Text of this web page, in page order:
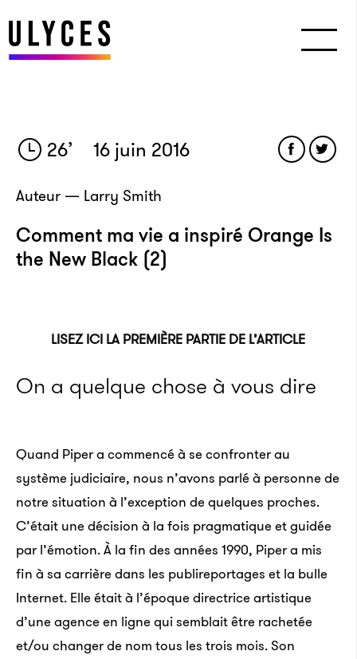
26’ 16 juin 2016
Auteur — Larry Smith
Comment ma vie a inspiré Orange Is
the New Black (2)
LISEZ ICI LA PREMIÈRE PARTIE DE L’ARTICLE
On a quelque chose à vous dire
Quand Piper a commencé à se confronter au
système judiciaire, nous n’avons parlé à personne de
notre situation à l’exception de quelques proches.
C’était une décision à la fois pragmatique et guidée
par l’émotion. À la fin des années 1990, Piper a mis
fin à sa carrière dans les publireportages et la bulle
Internet. Elle était à l’époque directrice artistique
d’une agence en ligne qui semblait être rachetée
et/ou changer de nom tous les trois mois. Son